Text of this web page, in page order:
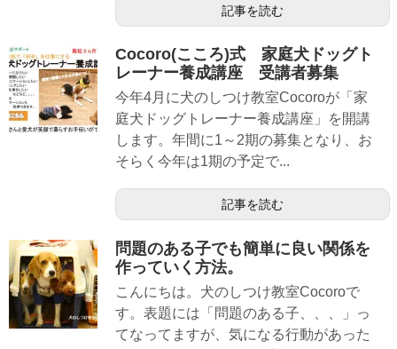
記事を読む
Cocoro(こころ)式 家庭犬ドッグト
レーナー養成講座 受講者募集
今年4月に犬のしつけ教室Cocoroが「家
庭犬ドッグトレーナー養成講座」を開講
します。年間に1～2期の募集となり、お
そらく今年は1期の予定で...
記事を読む
問題のある子でも簡単に良い関係を
作っていく方法。
こんにちは。犬のしつけ教室Cocoroで
す。表題には「問題のある子、、、」っ
てなってますが、気になる行動があった